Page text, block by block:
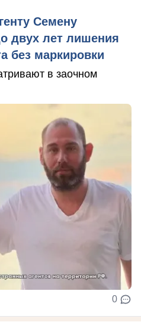
Семену
двух лет лишения
без маркировки
в заочном
0